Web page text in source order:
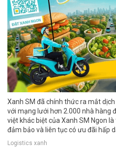
Xanh SM đã chính thức ra mắt
với mạng lưới hơn 2.000 nhà hàng
việt khác biệt của Xanh SM Ngon
đảm bảo và liên tục có ưu đãi hấp
Logistics xanh